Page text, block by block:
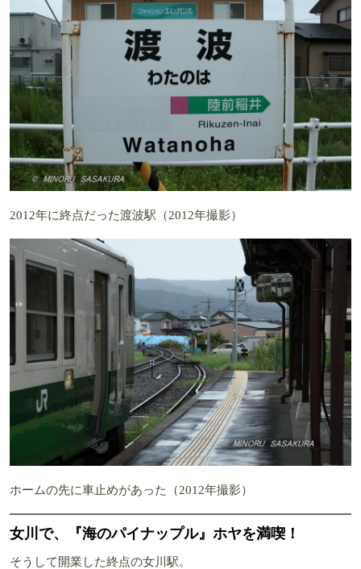
2012年に終点だった渡波駅（2012年撮影）
ホームの先に車止めがあった（2012年撮影）
女川で、『海のパイナップル』ホヤを満喫！
そうして開業した終点の女川駅。